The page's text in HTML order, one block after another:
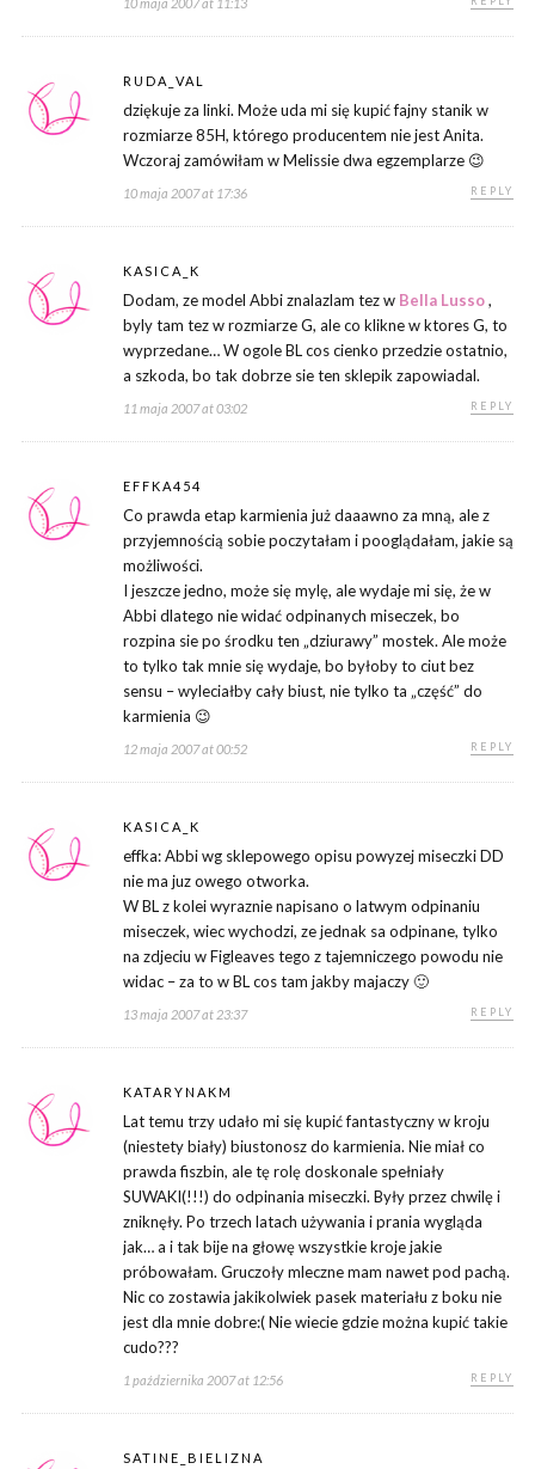
RUDA_VAL
dziękuje za linki. Może uda mi się kupić fajny stanik w
rozmiarze 85H, którego producentem nie jest Anita.
Wczoraj zamówiłam w Melissie dwa egzemplarze 😉
10 maja 2007 at 17:36 REPLY
KASICA_K
Dodam, ze model Abbi znalazlam tez w Bella Lusso,
byly tam tez w rozmiarze G, ale co klikne w ktores G, to
wyprzedane… W ogole BL cos cienko przedzie ostatnio,
a szkoda, bo tak dobrze sie ten sklepik zapowiadal.
11 maja 2007 at 03:02 REPLY
EFFKA454
Co prawda etap karmienia już daaawno za mną, ale z
przyjemnością sobie poczytałam i pooglądałam, jakie są
możliwości.
I jeszcze jedno, może się mylę, ale wydaje mi się, że w
Abbi dlatego nie widać odpinanych miseczek, bo
rozpina sie po środku ten „dziurawy” mostek. Ale może
to tylko tak mnie się wydaje, bo byłoby to ciut bez
sensu – wyleciałby cały biust, nie tylko ta „część” do
karmienia 😉
12 maja 2007 at 00:52 REPLY
KASICA_K
effka: Abbi wg sklepowego opisu powyzej miseczki DD
nie ma juz owego otworka.
W BL z kolei wyraznie napisano o latwym odpinaniu
miseczek, wiec wychodzi, ze jednak sa odpinane, tylko
na zdjeciu w Figleaves tego z tajemniczego powodu nie
widac – za to w BL cos tam jakby majaczy 🙂
13 maja 2007 at 23:37 REPLY
KATARYNAKM
Lat temu trzy udało mi się kupić fantastyczny w kroju
(niestety biały) biustonosz do karmienia. Nie miał co
prawda fiszbin, ale tę rolę doskonale spełniały
SUWAKI(!!!) do odpinania miseczki. Były przez chwilę i
zniknęły. Po trzech latach używania i prania wygląda
jak… a i tak bije na głowę wszystkie kroje jakie
próbowałam. Gruczoły mleczne mam nawet pod pachą.
Nic co zostawia jakikolwiek pasek materiału z boku nie
jest dla mnie dobre:( Nie wiecie gdzie można kupić takie
cudo???
1 października 2007 at 12:56 REPLY
SATINE_BIELIZNA